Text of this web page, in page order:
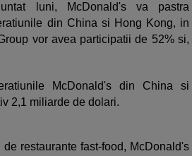
luni, McDonald's va pastra
din China si Hong Kong, in
vor avea participatii de 52% si,
McDonald's din China si
2,1 miliarde de dolari.
restaurante fast-food, McDonald's